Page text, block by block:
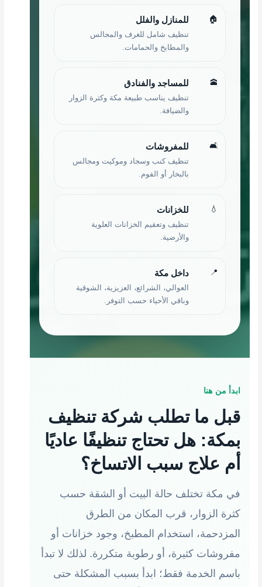
🏠 للمنازل والفلل
تنظيف شامل للغرف والمجالس
والمطابخ والحمامات.
🕋 للمساجد والفنادق
تنظيف يناسب طبيعة مكة وكثرة الزوار
والضيافة.
🛋 للمفروشات
تنظيف كنب وسجاد وموكيت ومجالس
بالبخار أو الفوم.
💧 للخزانات
تنظيف وتعقيم الخزانات العلوية
والأرضية.
📍 داخل مكة
العوالي، الشرائع، العزيزية، الشوقية
وباقي الأحياء حسب التوفر.
ابدأ من هنا
قبل ما تطلب شركة تنظيف
بمكة: هل تحتاج تنظيفًا عاديًا
أم علاج سبب الاتساخ؟
في مكة تختلف حالة البيت أو الشقة حسب
كثرة الزوار، قرب المكان من الطرق
المزدحمة، استخدام المطبخ، وجود خزانات أو
مفروشات كثيرة، أو رطوبة متكررة. لذلك لا تبدأ
باسم الخدمة فقط؛ ابدأ بسبب المشكلة حتى